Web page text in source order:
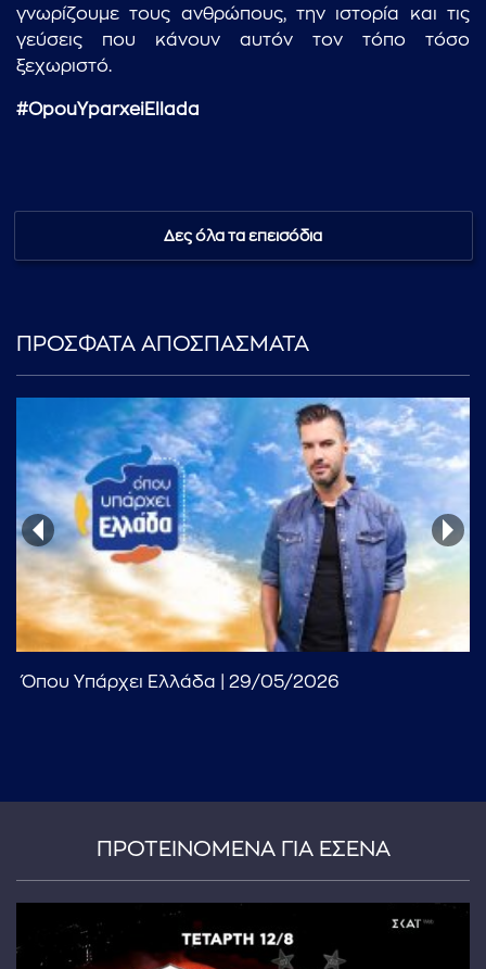
γνωρίζουμε τους ανθρώπους, την ιστορία και τις
γεύσεις που κάνουν αυτόν τον τόπο τόσο
ξεχωριστό.
#OpouYparxeiEllada
Δες όλα τα επεισόδια
ΠΡΟΣΦΑΤΑ ΑΠΟΣΠΑΣΜΑΤΑ
Όπου Υπάρχει Ελλάδα | 29/05/2026
ΠΡΟΤΕΙΝΟΜΕΝΑ ΓΙΑ ΕΣΕΝΑ